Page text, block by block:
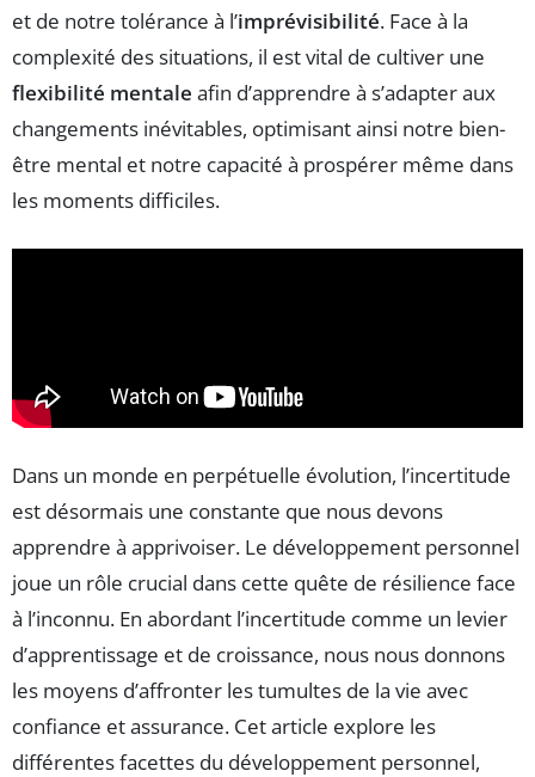
et de notre tolérance à l’imprévisibilité. Face à la
complexité des situations, il est vital de cultiver une
flexibilité mentale afin d’apprendre à s’adapter aux
changements inévitables, optimisant ainsi notre bien-
être mental et notre capacité à prospérer même dans
les moments difficiles.
Dans un monde en perpétuelle évolution, l’incertitude
est désormais une constante que nous devons
apprendre à apprivoiser. Le développement personnel
joue un rôle crucial dans cette quête de résilience face
à l’inconnu. En abordant l’incertitude comme un levier
d’apprentissage et de croissance, nous nous donnons
les moyens d’affronter les tumultes de la vie avec
confiance et assurance. Cet article explore les
différentes facettes du développement personnel,